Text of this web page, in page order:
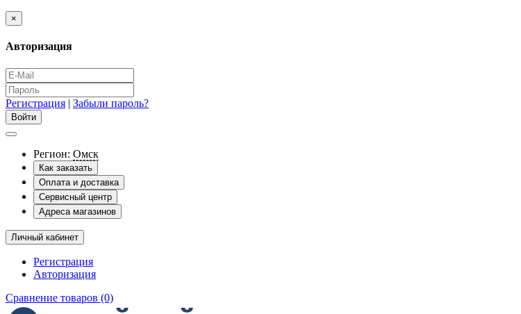
×
Авторизация
Регистрация | Забыли пароль?
Регион: Омск
Как заказать
Оплата и доставка
Сервисный центр
Адреса магазинов
Личный кабинет
Регистрация
Авторизация
Сравнение товаров (0)